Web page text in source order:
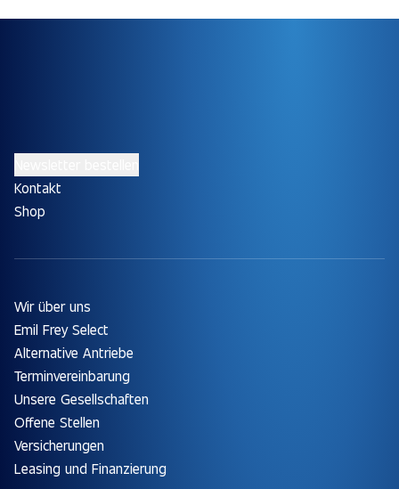
Kontakt
Shop
Wir über uns
Emil Frey Select
Alternative Antriebe
Terminvereinbarung
Unsere Gesellschaften
Offene Stellen
Versicherungen
Leasing und Finanzierung